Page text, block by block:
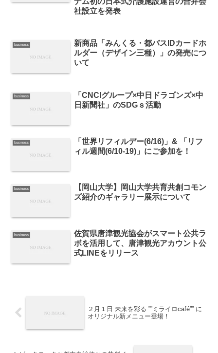
社設立を発表
business
新商品「みんくる・都バスIDカードホ
ルダー（デザイン三種）」の発売につ
いて
business
「CNCIグループ×中日ドラゴンズ×中
日新聞社」のSDGｓ活動
business
「世界リフィルデー(6/16)」& 「リフ
ィル週間(6/10-19)」にご参加を！
business
【岡山大学】岡山大学共育共創コモン
ズ紹介のギャラリー展示について
business
佐賀県唐津観光協会がスマート公共ラ
ボを活用して、唐津観光アカウント公
式LINEをリリース
２月１日 未来を彩る ””ミライロcafé”” に
オリジナル新メニュー登場！